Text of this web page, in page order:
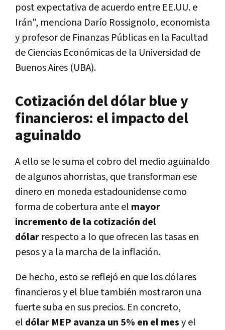
post expectativa de acuerdo entre EE.UU. e
Irán", menciona Darío Rossignolo, economista
y profesor de Finanzas Públicas en la Facultad
de Ciencias Económicas de la Universidad de
Buenos Aires (UBA).
Cotización del dólar blue y
financieros: el impacto del
aguinaldo
A ello se le suma el cobro del medio aguinaldo
de algunos ahorristas, que transforman ese
dinero en moneda estadounidense como
forma de cobertura ante el mayor
incremento de la cotización del
dólar respecto a lo que ofrecen las tasas en
pesos y a la marcha de la inflación.
De hecho, esto se reflejó en que los dólares
financieros y el blue también mostraron una
fuerte suba en sus precios. En concreto,
el dólar MEP avanza un 5% en el mesy el